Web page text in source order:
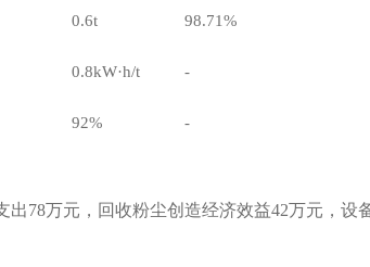
0.6t 98.71%
0.8kW·h/t -
92% -
出78万元，回收粉尘创造经济效益42万元，